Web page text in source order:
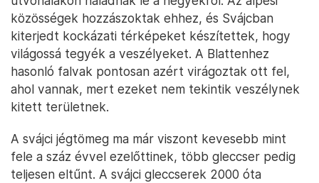
közösségek hozzászoktak ehhez, és Svájcban
kiterjedt kockázati térképeket készítettek, hogy
világossá tegyék a veszélyeket. A Blattenhez
hasonló falvak pontosan azért virágoztak ott fel,
ahol vannak, mert ezeket nem tekintik veszélynek
kitett területnek.
A svájci jégtömeg ma már viszont kevesebb mint
fele a száz évvel ezelőttinek, több gleccser pedig
teljesen eltűnt. A svájci gleccserek 2000 óta